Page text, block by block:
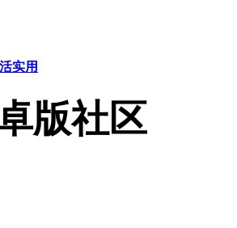
实用
版社区